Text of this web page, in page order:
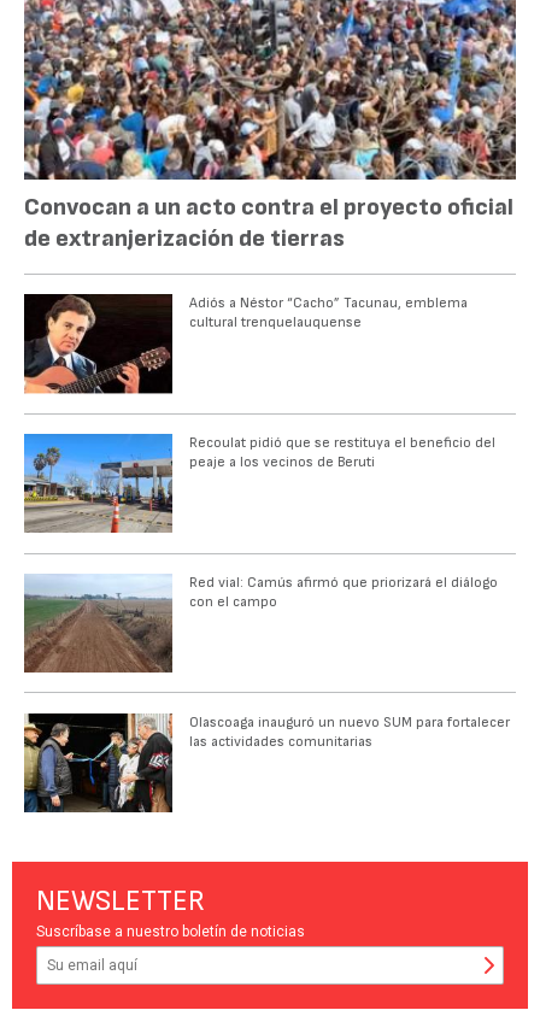
Convocan a un acto contra el proyecto oficial
de extranjerización de tierras
Adiós a Néstor “Cacho” Tacunau, emblema
cultural trenquelauquense
Recoulat pidió que se restituya el beneficio del
peaje a los vecinos de Beruti
Red vial: Camús afirmó que priorizará el diálogo
con el campo
Olascoaga inauguró un nuevo SUM para fortalecer
las actividades comunitarias
NEWSLETTER
Suscríbase a nuestro boletín de noticias